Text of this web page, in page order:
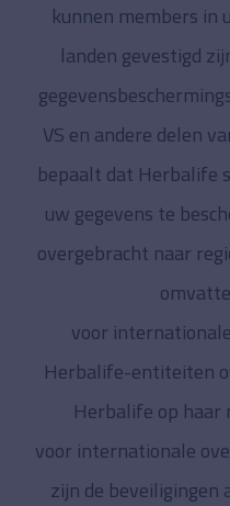
kunnen members in
landen gevestigd
VS en andere delen
bepaalt dat Herbalife
uw gegevens te
overgebracht naar
voor
Herbalife-entiteiten
Herbalife op haar
voor internationale
zijn de